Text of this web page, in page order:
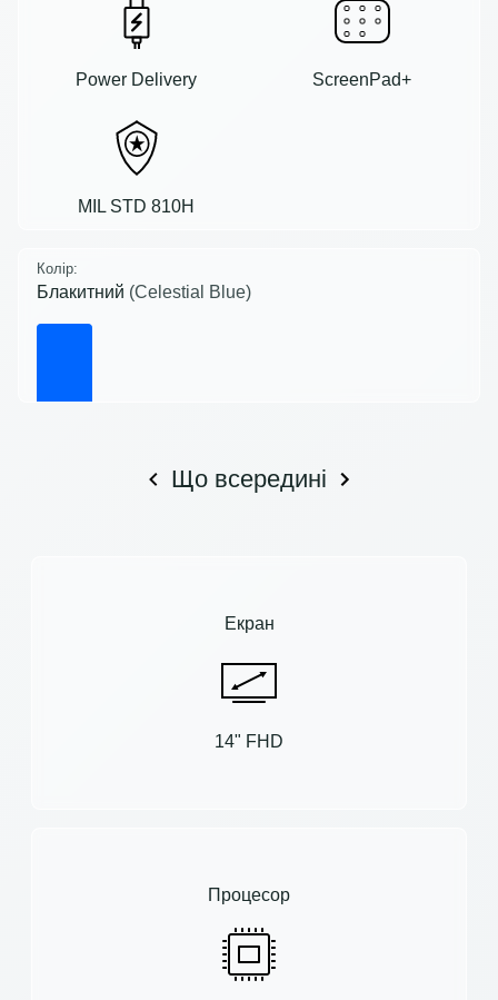
Power Delivery ScreenPad+
MIL STD 810H
Колір:
Блакитний (Celestial Blue)
Що всередині
Екран
14" FHD
Процесор